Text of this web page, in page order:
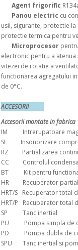
Agent frigorific
Panou electric cu
usii, sigurante, protectie
protectie termica pentru
Microprocesor
electronic pentru a
vitezei de rotatie a
functionarea agregatului
de 0°C.
ACCESORII
Accesorii montate in fabrica
IM Intrerupatoare
SL Insonorizare
RZ Partializarea
CC Controlul
BT Kit pentru
HR Recuperator partial
HRT/S Recuperator total
HRT/P Recuperator total
SP Tanc inertial
PU Pompa simpla de
PD Pompa dubla de
SPU Tanc inertial si